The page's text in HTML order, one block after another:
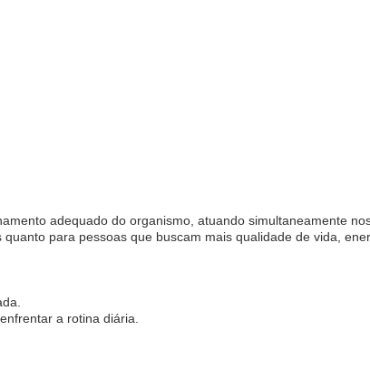
adequado do organismo, atuando simultaneamente
para pessoas que buscam mais qualidade de vida,
a rotina diária.